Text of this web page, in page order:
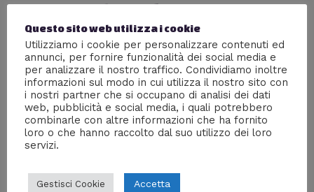
praticati al mondo
Lascia un commento /Nerd World/ Di
Se c’è un passatempo che ha origini antiche e che,
nonostante il trascorrere dei secoli, continua ad
appassionare ed essere sempre uno degli svaghi
preferiti da ogni generazione è quello delle carte.
Arrivate in Europa intorno al XIV secolo, ma diffuse in
Cina già da almeno quattrocento anni, le carte
rappresentano da sempre il modo …
Leggi altro »
Questo sito web utilizza i cookie
Utilizziamo i cookie per personalizzare contenuti ed
annunci, per fornire funzionalità dei social media e
per analizzare il nostro traffico. Condividiamo inoltre
informazioni sul modo in cui utilizza il nostro sito con
i nostri partner che si occupano di analisi dei dati
web, pubblicità e social media, i quali potrebbero
combinarle con altre informazioni che ha fornito
loro o che hanno raccolto dal suo utilizzo dei loro
servizi.
Gestisci Cookie Accetta